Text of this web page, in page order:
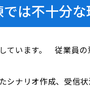
は不十分な
ています。 従業員
ナリオ作成、受信